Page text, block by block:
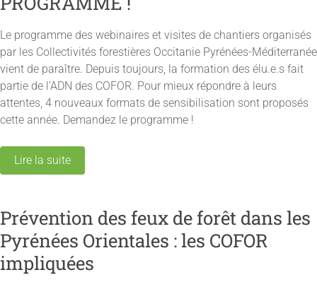
Le programme des webinaires et visites de chantiers organisés
par les Collectivités forestières Occitanie Pyrénées-Méditerranée
vient de paraître. Depuis toujours, la formation des élu.e.s fait
partie de l’ADN des COFOR. Pour mieux répondre à leurs
attentes, 4 nouveaux formats de sensibilisation sont proposés
cette année. Demandez le programme !
Lire la suite
Prévention des feux de forêt dans les
Pyrénées Orientales : les COFOR
impliquées